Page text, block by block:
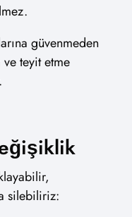
güvenmeden
teyit etme
silebiliriz: